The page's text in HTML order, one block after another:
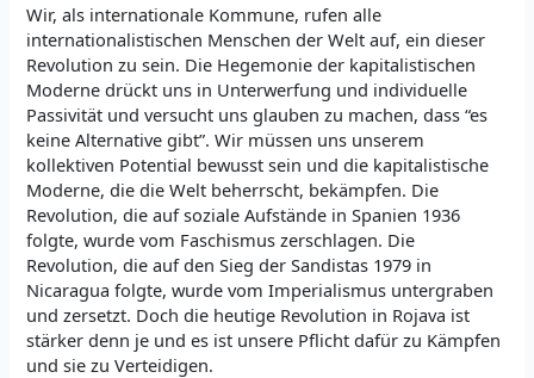
Wir, als internationale Kommune, rufen alle
internationalistischen Menschen der Welt auf, ein dieser
Revolution zu sein. Die Hegemonie der kapitalistischen
Moderne drückt uns in Unterwerfung und individuelle
Passivität und versucht uns glauben zu machen, dass “es
keine Alternative gibt”. Wir müssen uns unserem
kollektiven Potential bewusst sein und die kapitalistische
Moderne, die die Welt beherrscht, bekämpfen. Die
Revolution, die auf soziale Aufstände in Spanien 1936
folgte, wurde vom Faschismus zerschlagen. Die
Revolution, die auf den Sieg der Sandistas 1979 in
Nicaragua folgte, wurde vom Imperialismus untergraben
und zersetzt. Doch die heutige Revolution in Rojava ist
stärker denn je und es ist unsere Pflicht dafür zu Kämpfen
und sie zu Verteidigen.